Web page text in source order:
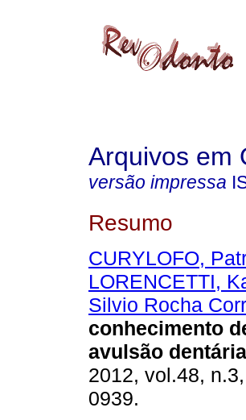
Arquivos em
versão impressa
Resumo
CURYLOFO,
LORENCETTI,
Silvio Rocha
conhecimento
avulsão dentária
2012, vol.48,
0939.